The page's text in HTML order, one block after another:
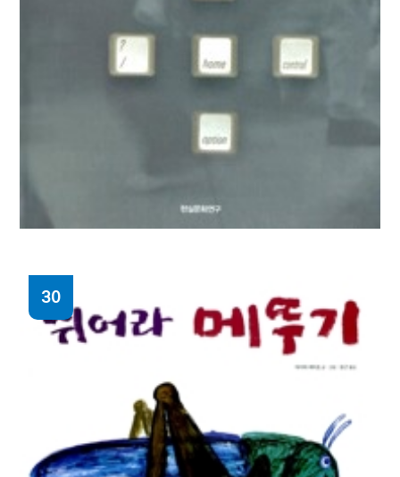
모던 수필
방민호 지음
30